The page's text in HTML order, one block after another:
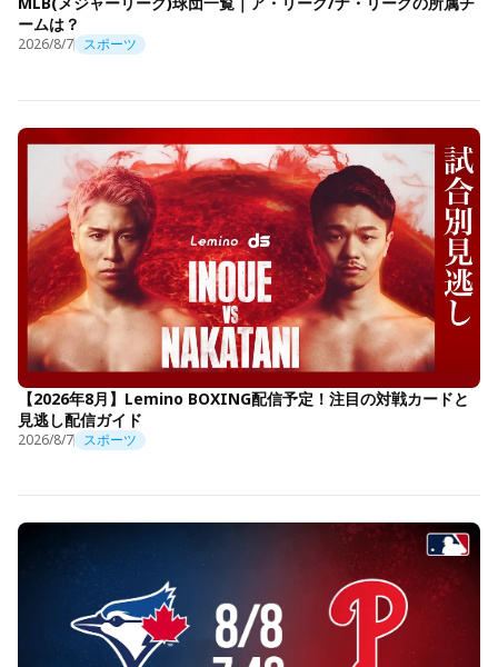
ームは？
2026/8/7 スポーツ
【2026年8月】Lemino BOXING配信予定！注目の対戦カードと
見逃し配信ガイド
2026/8/7 スポーツ